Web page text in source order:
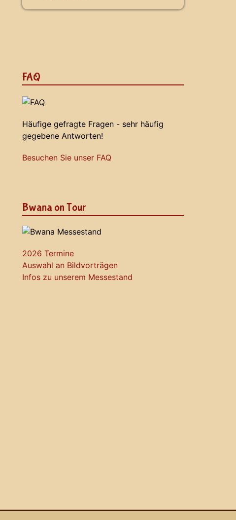
FAQ
Häufige gefragte Fragen - sehr häufig
gegebene Antworten!
Besuchen Sie unser FAQ
Bwana on Tour
2026 Termine
Auswahl an Bildvorträgen
Infos zu unserem Messestand